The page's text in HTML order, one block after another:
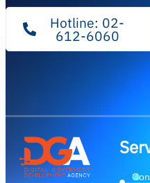
Hotline: 02-
612-6060